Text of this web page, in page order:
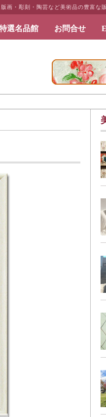
画・彫刻・陶芸など美術品の豊富な
選名品館 お問合せ